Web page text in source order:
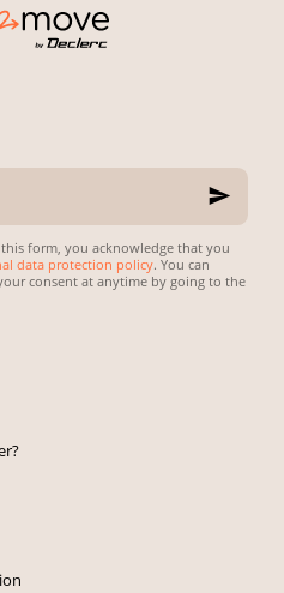
form, you acknowledge that you
data protection policy. You can
consent at anytime by going to the